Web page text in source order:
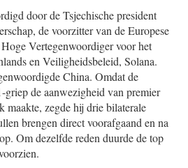
door de Tsjechische president
de voorzitter van de Europese
Vertegenwoordiger voor het
en Veiligheidsbeleid, Solana.
China. Omdat de
de aanwezigheid van premier
maakte, zegde hij drie bilaterale
brengen direct voorafgaand en na
Om dezelfde reden duurde de top